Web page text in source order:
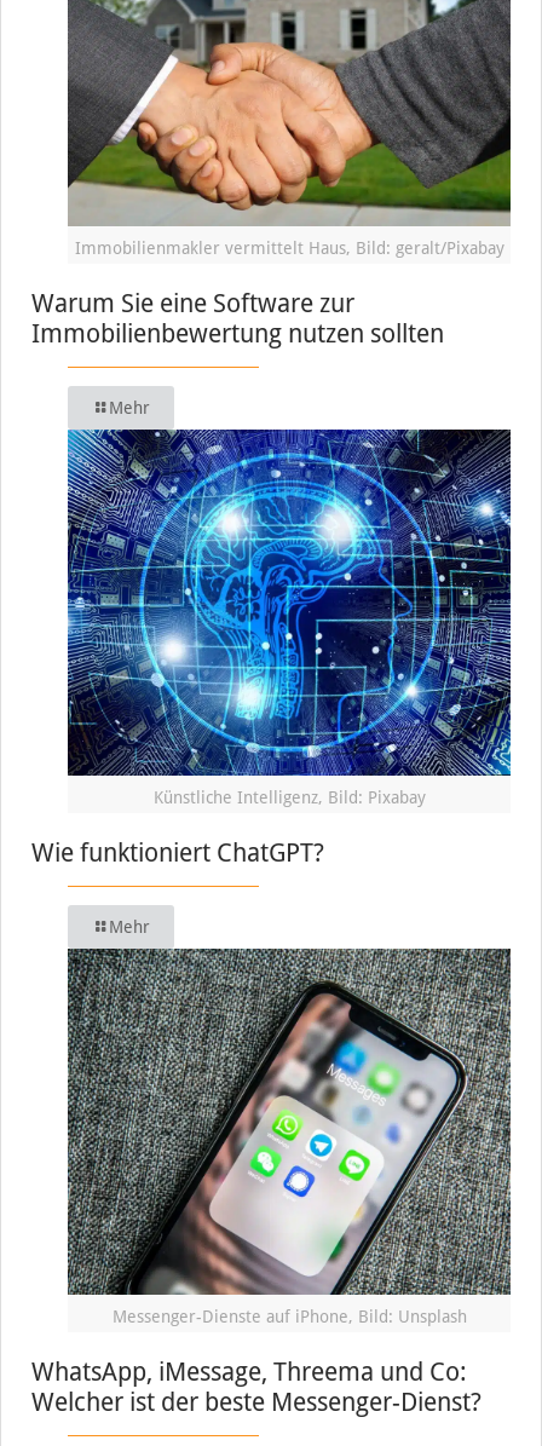
Immobilienmakler vermittelt Haus, Bild: geralt/Pixabay
Warum Sie eine Software zur
Immobilienbewertung nutzen sollten
Mehr
Künstliche Intelligenz, Bild: Pixabay
Wie funktioniert ChatGPT?
Mehr
Messenger-Dienste auf iPhone, Bild: Unsplash
WhatsApp, iMessage, Threema und Co:
Welcher ist der beste Messenger-Dienst?